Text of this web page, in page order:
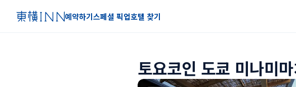
예약하기스페셜 픽업호텔 찾기
토요코인 도쿄 미나미